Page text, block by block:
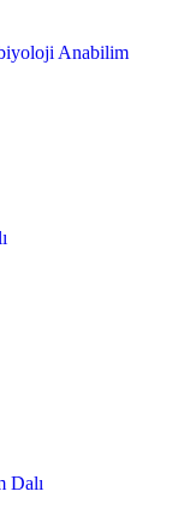
Anabilim
Dalı